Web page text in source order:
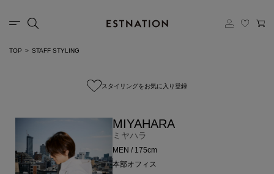
TOP STAFF STYLING
スタイリングをお気に入り登録
MIYAHARA
ミヤハラ
MEN / 175cm
本部オフィス